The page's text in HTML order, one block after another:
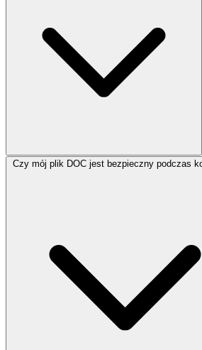
Czy mój plik DOC jest bezpieczny podczas